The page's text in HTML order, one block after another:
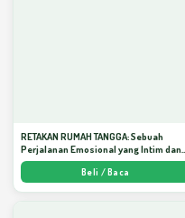
RETAKAN RUMAH TANGGA: Sebuah
Perjalanan Emosional yang Intim dan
Mendalam - Arda Dinata
Beli / Baca